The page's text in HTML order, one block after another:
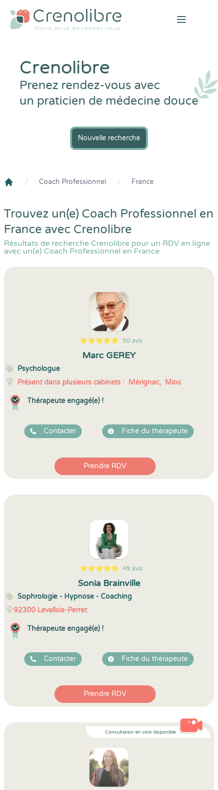
Open
Crenolibre
Prenez rendez-vous avec
un praticien de médecine douce
Nouvelle recherche
Coach Professionnel France
Trouvez un(e) Coach Professionnel en
France avec Crenolibre
Résultats de recherche Crenolibre pour un RDV en ligne
avec un(e) Coach Professionnel en France
5
1
5
50 50 avis
Marc GEREY
Psychologue
Présent dans plusieurs cabinets : Mérignac, Mios
Thérapeute engagé(e) !
Contacter Fiche du thérapeute
Prendre RDV
5
1
5
49 49 avis
Sonia Brainville
Sophrologie - Hypnose - Coaching
92300 Levallois-Perret
Thérapeute engagé(e) !
Contacter Fiche du thérapeute
Prendre RDV
Consultation en visio disponible